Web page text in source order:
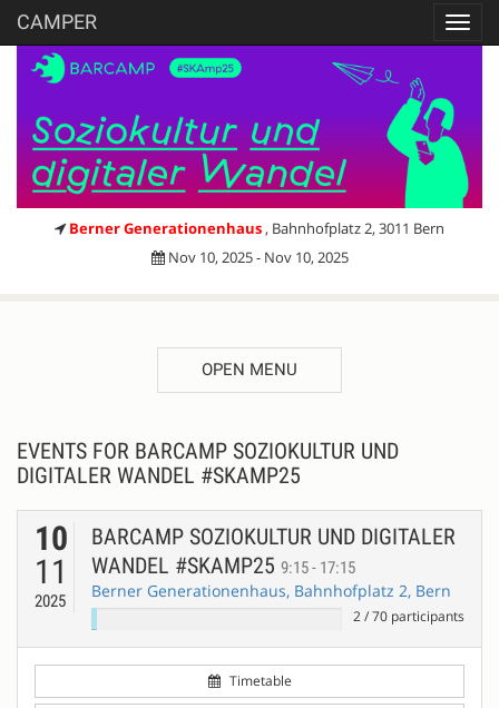
CAMPER
Berner Generationenhaus , Bahnhofplatz 2, 3011 Bern
Nov 10, 2025 - Nov 10, 2025
OPEN MENU
EVENTS FOR BARCAMP SOZIOKULTUR UND
DIGITALER WANDEL #SKAMP25
10
11
2025
BARCAMP SOZIOKULTUR UND DIGITALER
WANDEL #SKAMP25 9:15 - 17:15
Berner Generationenhaus, Bahnhofplatz 2, Bern
2/70 participants
Timetable